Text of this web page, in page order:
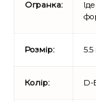
Огранка:
Розмір:
Колір: D-